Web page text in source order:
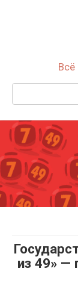
Всё
Поиск:
из 49» —